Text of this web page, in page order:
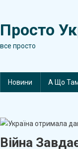
content
Просто
все просто
Новини А Що Там
Війна